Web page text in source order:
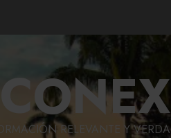
RELEVANTE Y